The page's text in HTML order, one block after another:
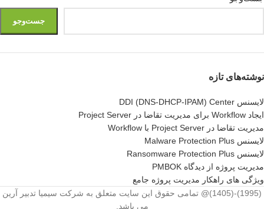
جست‌وجو
نوشته‌های تازه
لایسنس DDI (DNS-DHCP-IPAM) Center
ایجاد Workflow برای مدیریت تقاضا در Project Server
مدیریت تقاضا در Project Server با Workflow
لایسنس Malware Protection Plus
لایسنس Ransomware Protection Plus
مدیریت پروژه از دیدگاه PMBOK
ویژگی های راهکار مدیریت پروژه جامع
(1995)-(1405)@ تمامی حقوق این سایت متعلق به شرکت سیمیا تدبیر آرین
می باشد.